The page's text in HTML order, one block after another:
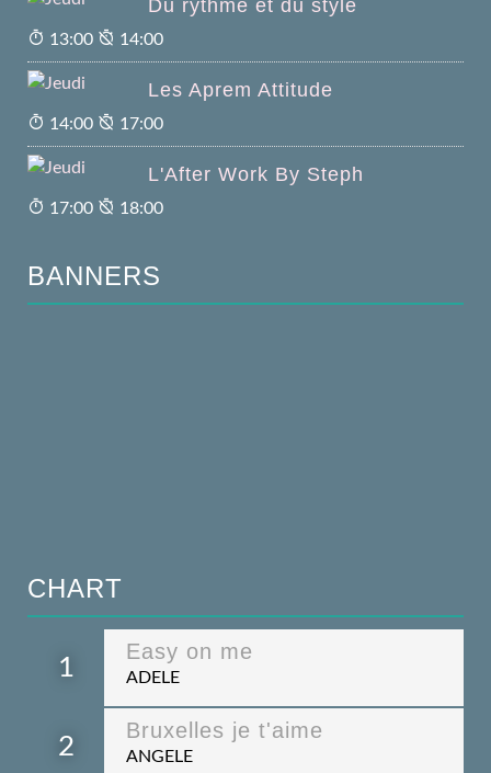
Du rythme et du style
13:00 14:00
Les Aprem Attitude
14:00 17:00
L'After Work By Steph
17:00 18:00
BANNERS
CHART
1
Easy on me
ADELE
2
Bruxelles je t'aime
ANGELE